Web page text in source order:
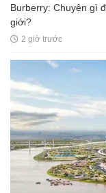
Burberry: Chuyện gì
giới?
2 giờ trước